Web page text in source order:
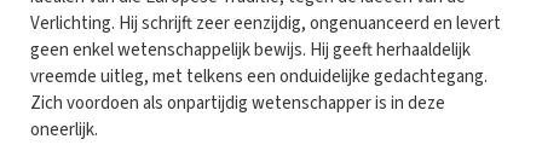
Verlichting. Hij schrijft zeer eenzijdig, ongenuanceerd en levert
geen enkel wetenschappelijk bewijs. Hij geeft herhaaldelijk
vreemde uitleg, met telkens een onduidelijke gedachtegang.
Zich voordoen als onpartijdig wetenschapper is in deze
oneerlijk.